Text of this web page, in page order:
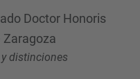
Doctor Honoris
Zaragoza
distinciones